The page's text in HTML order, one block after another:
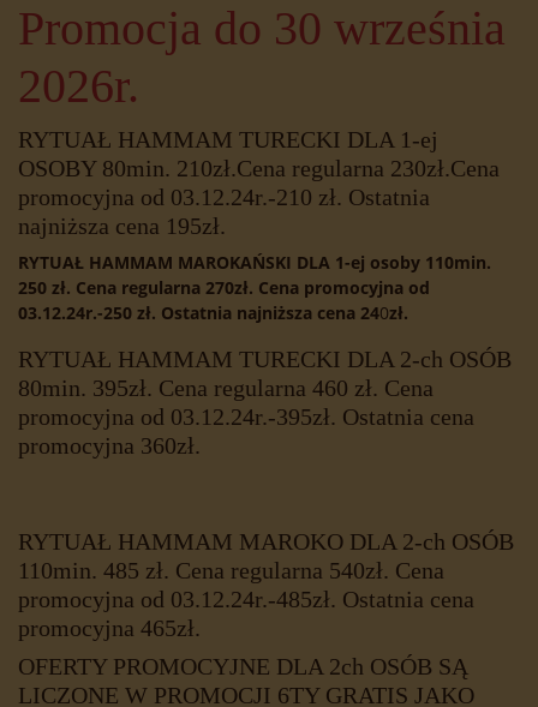
Promocja do 30 września
2026r.
RYTUAŁ HAMMAM TURECKI DLA 1-ej
OSOBY 80min. 210zł.Cena regularna 230zł.Cena
promocyjna od 03.12.24r.-210 zł. Ostatnia
najniższa cena 195zł.
RYTUAŁ HAMMAM MAROKAŃSKI DLA 1-ej osoby 110min.
250 zł. Cena regularna 270zł. Cena promocyjna od
03.12.24r.-250 zł. Ostatnia najniższa cena 240zł.
RYTUAŁ HAMMAM TURECKI DLA 2-ch OSÓB
80min. 395zł. Cena regularna 460 zł. Cena
promocyjna od 03.12.24r.-395zł. Ostatnia cena
promocyjna 360zł.
RYTUAŁ HAMMAM MAROKO DLA 2-ch OSÓB
110min. 485 zł. Cena regularna 540zł. Cena
promocyjna od 03.12.24r.-485zł. Ostatnia cena
promocyjna 465zł.
OFERTY PROMOCYJNE DLA 2ch OSÓB SĄ
LICZONE W PROMOCJI 6TY GRATIS JAKO